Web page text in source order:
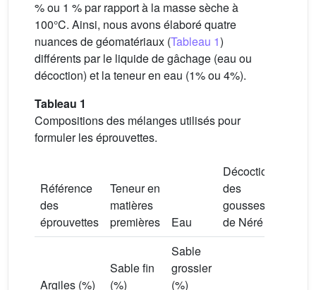
% ou 1 % par rapport à la masse sèche à
100°C. Ainsi, nous avons élaboré quatre
nuances de géomatériaux (Tableau 1)
différents par le liquide de gâchage (eau ou
décoction) et la teneur en eau (1% ou 4%).
Tableau 1
Compositions des mélanges utilisés pour
formuler les éprouvettes.
Référence
des
éprouvettes
Teneur en
matières
premières
Eau
Décoction
des
gousses
de Néré
Argiles (%)
Sable fin
(%)
Sable
grossier
(%)